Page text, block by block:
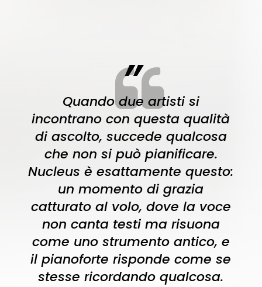
”
Quando due artisti si
incontrano con questa qualità
di ascolto, succede qualcosa
che non si può pianificare.
Nucleus è esattamente questo:
un momento di grazia
catturato al volo, dove la voce
non canta testi ma risuona
come uno strumento antico, e
il pianoforte risponde come se
stesse ricordando qualcosa.